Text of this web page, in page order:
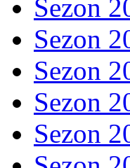
Sezon
Sezon
Sezon
Sezon
Sezon